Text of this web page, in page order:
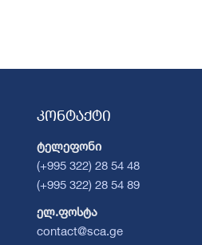
კონტაქტი
ტელეფონი
(+995 322) 28 54 48
(+995 322) 28 54 89
ელ.ფოსტა
contact@sca.ge